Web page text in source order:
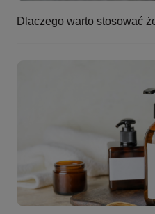
Dlaczego warto stosować